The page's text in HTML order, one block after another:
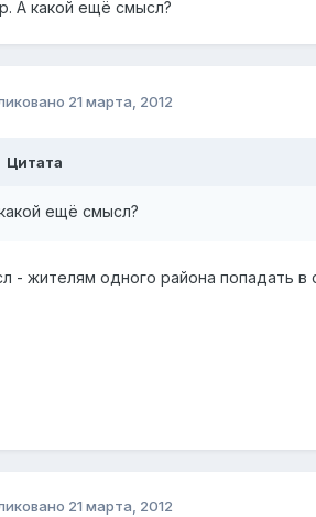
А какой ещё смысл?
21 марта, 2012
Цитата
ещё смысл?
- жителям одного района попадать в
21 марта, 2012